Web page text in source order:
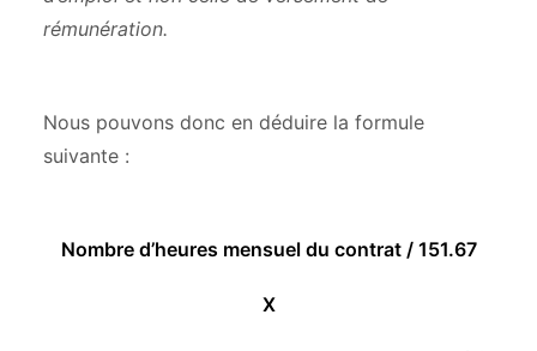
rémunération.
Nous pouvons donc en déduire la formule
suivante :
Nombre d’heures mensuel du contrat / 151.67
X